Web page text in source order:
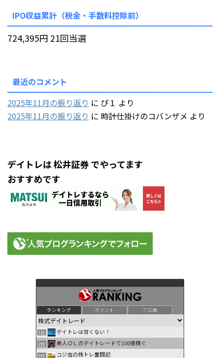
IPO収益累計（税金・手数料控除前）
724,395円 21回当選
最近のコメント
2025年11月の振り返り に ぴ１ より
2025年11月の振り返り に 時計仕掛けのコバンザメ より
デイトレは 松井証券 でやってます
おすすめです
ランキング ポイント ブロ画
1位 デイトレは甘くない！
2位 美人ＯＬのデイトレードで100億稼ぐ
3位 コジ虫の株トレ奮闘記